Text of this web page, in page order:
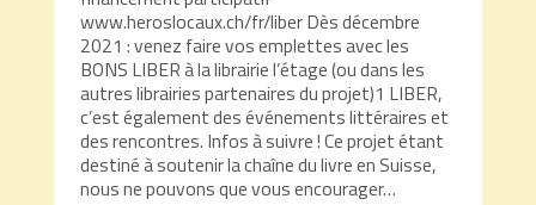
www.heroslocaux.ch/fr/liber Dès décembre
2021 : venez faire vos emplettes avec les
BONS LIBER à la librairie l’étage (ou dans les
autres librairies partenaires du projet)1 LIBER,
c’est également des événements littéraires et
des rencontres. Infos à suivre ! Ce projet étant
destiné à soutenir la chaîne du livre en Suisse,
nous ne pouvons que vous encourager…